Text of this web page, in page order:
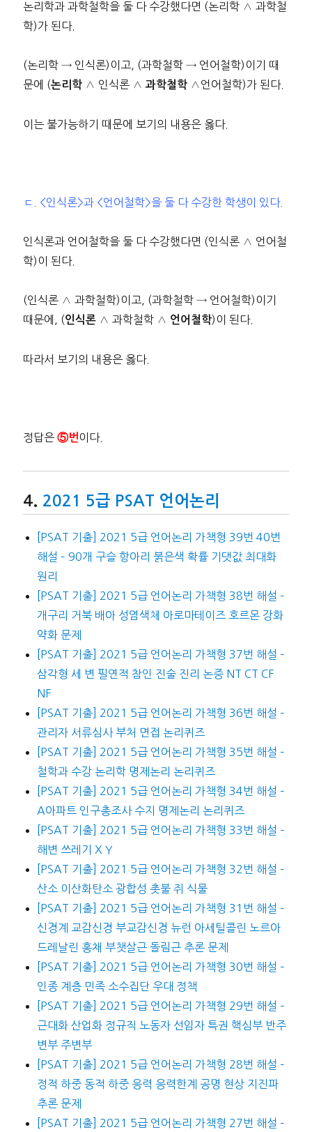
논리학과 과학철학을 둘 다 수강했다면 (논리학 ∧ 과학철
학)가 된다.
(논리학 → 인식론)이고, (과학철학 → 언어철학)이기 때
문에 (논리학∧ 인식론 ∧과학철학∧언어철학)가 된다.
이는 불가능하기 때문에 보기의 내용은 옳다.
ㄷ. <인식론>과 <언어철학>을 둘 다 수강한 학생이 있다.
인식론과 언어철학을 둘 다 수강했다면 (인식론 ∧ 언어철
학)이 된다.
(인식론 ∧ 과학철학)이고, (과학철학 → 언어철학)이기
때문에, (인식론∧ 과학철학 ∧ 언어철학)이 된다.
따라서 보기의 내용은 옳다.
정답은⑤번 이다.
2021 5급 PSAT 언어논리
[PSAT 기출] 2021 5급 언어논리 가책형 39번 40번
해설 – 90개 구슬 항아리 붉은색 확률 기댓값 최대화
원리
[PSAT 기출] 2021 5급 언어논리 가책형 38번 해설 –
개구리 거북 배아 성염색체 아로마테이즈 호르몬 강화
약화 문제
[PSAT 기출] 2021 5급 언어논리 가책형 37번 해설 –
삼각형 세 변 필연적 참인 진술 진리 논증 NT CT CF
NF
[PSAT 기출] 2021 5급 언어논리 가책형 36번 해설 –
관리자 서류심사 부처 면접 논리퀴즈
[PSAT 기출] 2021 5급 언어논리 가책형 35번 해설 –
철학과 수강 논리학 명제논리 논리퀴즈
[PSAT 기출] 2021 5급 언어논리 가책형 34번 해설 –
A아파트 인구총조사 수지 명제논리 논리퀴즈
[PSAT 기출] 2021 5급 언어논리 가책형 33번 해설 –
해변 쓰레기 X Y
[PSAT 기출] 2021 5급 언어논리 가책형 32번 해설 –
산소 이산화탄소 광합성 촛불 쥐 식물
[PSAT 기출] 2021 5급 언어논리 가책형 31번 해설 –
신경계 교감신경 부교감신경 뉴런 아세틸콜린 노르아
드레날린 홍채 부챗살근 돌림근 추론 문제
[PSAT 기출] 2021 5급 언어논리 가책형 30번 해설 –
인종 계층 민족 소수집단 우대 정책
[PSAT 기출] 2021 5급 언어논리 가책형 29번 해설 –
근대화 산업화 정규직 노동자 선임자 특권 핵심부 반주
변부 주변부
[PSAT 기출] 2021 5급 언어논리 가책형 28번 해설 –
정적 하중 동적 하중 응력 응력한계 공명 현상 지진파
추론 문제
[PSAT 기출] 2021 5급 언어논리 가책형 27번 해설 –